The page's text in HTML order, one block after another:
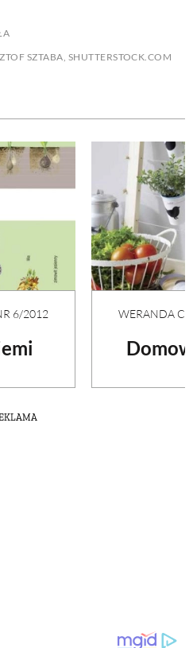
SZTABA, SHUTTERSTOCK.COM
6/2012 WERANDA